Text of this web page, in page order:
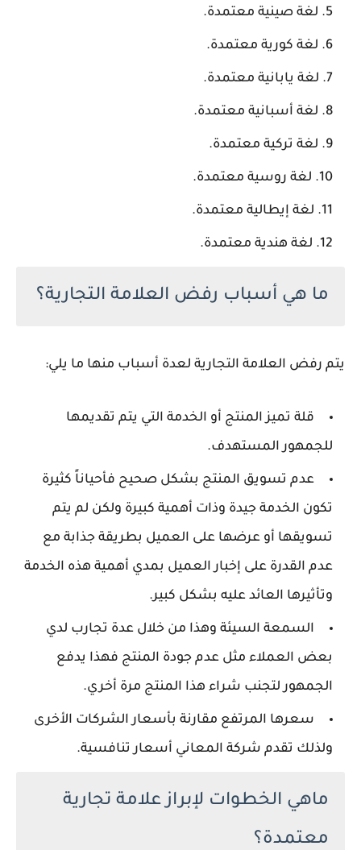
لغة صينية معتمدة.
لغة كورية معتمدة.
لغة يابانية معتمدة.
لغة أسبانية معتمدة.
لغة تركية معتمدة.
لغة روسية معتمدة.
لغة إيطالية معتمدة.
لغة هندية معتمدة.
ما هي أسباب رفض العلامة التجارية؟
يتم رفض العلامة التجارية لعدة أسباب منها ما يلي:
قلة تميز المنتج أو الخدمة التي يتم تقديمها
للجمهور المستهدف.
عدم تسويق المنتج بشكل صحيح فأحياناً كثيرة
تكون الخدمة جيدة وذات أهمية كبيرة ولكن لم يتم
تسويقها أو عرضها على العميل بطريقة جذابة مع
عدم القدرة على إخبار العميل بمدي أهمية هذه الخدمة
وتأثيرها العائد عليه بشكل كبير.
السمعة السيئة وهذا من خلال عدة تجارب لدي
بعض العملاء مثل عدم جودة المنتج فهذا يدفع
الجمهور لتجنب شراء هذا المنتج مرة أخري.
سعرها المرتفع مقارنة بأسعار الشركات الأخرى
ولذلك تقدم شركة المعاني أسعار تنافسية.
ماهي الخطوات لإبراز علامة تجارية
معتمدة؟